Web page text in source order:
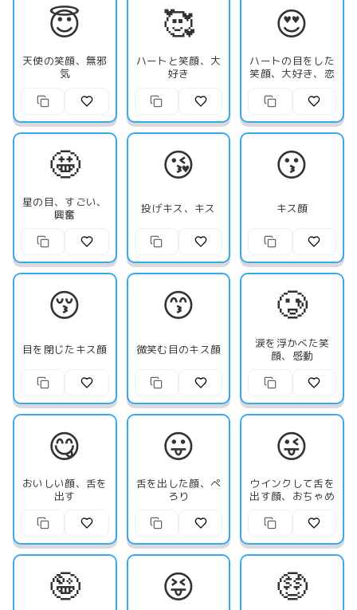
😇
天使の笑顔、無邪
気
🥰
ハートと笑顔、大
好き
😍
ハートの目をした
笑顔、大好き、恋
🤩
星の目、すごい、
興奮
😘
投げキス、キス
😗
キス顔
😚
目を閉じたキス顔
😙
微笑む目のキス顔
🥲
涙を浮かべた笑
顔、感動
😋
おいしい顔、舌を
出す
😛
舌を出した顔、ぺ
ろり
😜
ウインクして舌を
出す顔、おちゃめ
🤪 😝 🤑